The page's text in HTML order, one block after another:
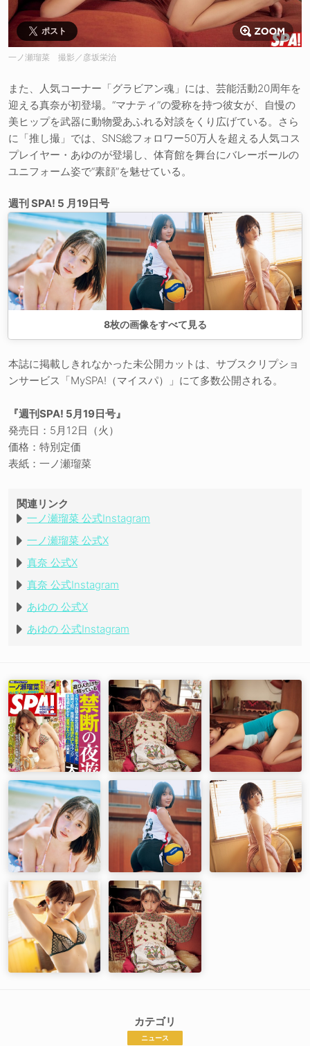
ポスト
一ノ瀬瑠菜 撮影／彦坂栄治
また、人気コーナー「グラビアン魂」には、芸能活動20周年を
迎える真奈が初登場。“マナティ”の愛称を持つ彼女が、自慢の
美ヒップを武器に動物愛あふれる対談をくり広げている。さら
に「推し撮」では、SNS総フォロワー50万人を超える人気コス
プレイヤー・あゆのが登場し、体育館を舞台にバレーボールの
ユニフォーム姿で“素顔”を魅せている。
週刊 SPA! 5 月19日号
8枚の画像をすべて見る
本誌に掲載しきれなかった未公開カットは、サブスクリプショ
ンサービス「MySPA!（マイスパ）」にて多数公開される。
『週刊SPA! 5月19日号』
発売日：5月12日（火）
価格：特別定価
表紙：一ノ瀬瑠菜
関連リンク
一ノ瀬瑠菜 公式Instagram
一ノ瀬瑠菜 公式X
真奈 公式X
真奈 公式Instagram
あゆの 公式X
あゆの 公式Instagram
カテゴリ
ニュース